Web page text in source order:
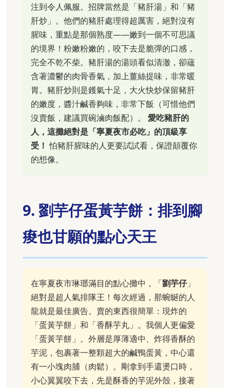
注到令人佩服。招牌當然是「豬肝湯」和「豬
肝炒」。他們的豬肝處理得超厲害，絕對沒有
腥味，重點是那個熟度——嫩到一個不可思議
的境界！粉嫩粉嫩的，咬下去是脆彈的口感，
完全不乾不柴。豬肝湯的湯頭看似清澈，卻蘊
含著濃鬱的肉骨香氣，加上薑絲提味，非常暖
胃。豬肝炒則是鑊氣十足，大火快炒保留豬肝
的嫩度，醬汁鹹香夠味，非常下飯（可惜他們
沒賣飯，建議買碗滷肉飯配）。 愛吃豬肝的
人，這攤絕對是「寧夏夜市必吃」的頂級享
受！ 怕豬肝腥味的人更要試試看，保證顛覆你
的想像。
9. 劉芋仔蛋黃芋餅：排到腳
痠也甘願的點心天王
在寧夏夜市琳瑯滿目的點心攤中，「劉芋仔」
絕對是超人氣排隊王！每次經過，那蜿蜒的人
龍就是最佳廣告。賣的東西很簡單：現炸的
「蛋黃芋餅」和「香酥芋丸」。我個人更偏愛
「蛋黃芋餅」。外層是厚薄適中、炸得香酥的
芋泥，包裹著一整顆超大的鹹鴨蛋黃，中心還
有一小塊肉脯（肉鬆）。剛拿到手還燙口時，
小心翼翼咬下去，先是酥香的芋泥外殼，接著